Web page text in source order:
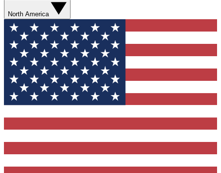
North America